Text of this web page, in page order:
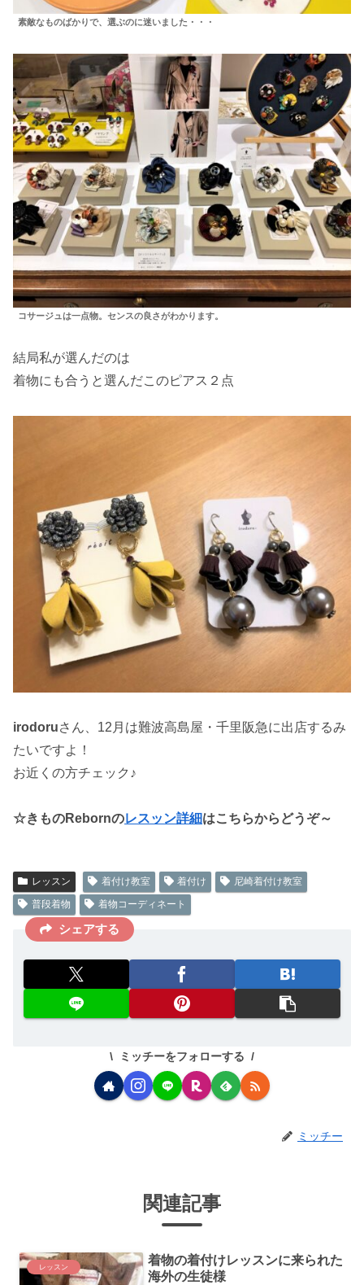
素敵なものばかりで、選ぶのに迷いました・・・
コサージュは一点物。センスの良さがわかります。
結局私が選んだのは
着物にも合うと選んだこのピアス２点
irodoruさん、12月は難波高島屋・千里阪急に出店するみ
たいですよ！
お近くの方チェック♪
☆きものRebornのレスッン詳細はこちらからどうぞ～
レッスン 着付け教室 着付け
尼崎着付け教室
普段着物
着物コーディネート
シェアする
ミッチーをフォローする
ミッチー
関連記事
レッスン
着物の着付けレッスンに来られた
海外の生徒様